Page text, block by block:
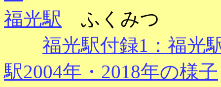
福光駅 ふくみつ
福光駅付録1：福光
駅2004年・2018年の様子